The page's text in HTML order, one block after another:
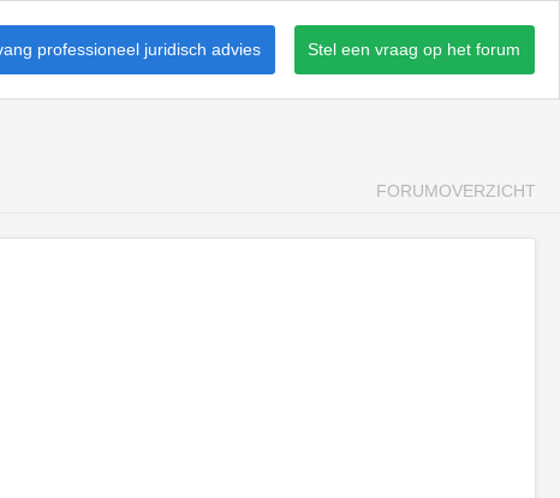
Stel een vraag op het forum
professioneel juridisch advies
FORUMOVERZICHT